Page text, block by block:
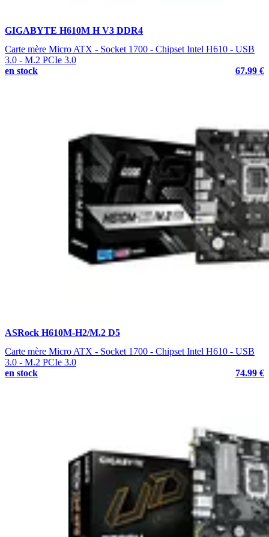
GIGABYTE H610M H V3 DDR4
Carte mère Micro ATX - Socket 1700 - Chipset Intel H610 - USB
3.0 - M.2 PCIe 3.0
en stock
67.99 €
ASRock H610M-H2/M.2 D5
Carte mère Micro ATX - Socket 1700 - Chipset Intel H610 - USB
3.0 - M.2 PCIe 3.0
en stock
74.99 €